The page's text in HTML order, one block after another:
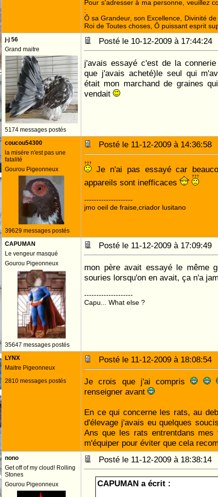
Pour s'adresser à ma personne, veuillez
:
Ô sa Grandeur, son Excellence, Divinité
Roi de Toutes choses, Ô puissant esprit
j-j 56
Grand maitre
5174 messages postés
Posté le 10-12-2009 à
j'avais essayé c'est de la
que j'avais acheté)le seul qui
était mon marchand de graines
vendait
coucou54300
la misére n'est pas une
fatalité
Gourou Pigeonneux
39629 messages postés
Posté le 11-12-2009 à
Je n'ai pas essayé car
appareils sont inefficaces
--------------------
jmo oeil de fraise,criador lusitano
CAPUMAN
Le vengeur masqué
Gourou Pigeonneux
35647 messages postés
Posté le 11-12-2009 à
mon père avait essayé le même
souries lorsqu'on en avait, ça n'a
--------------------
Capu... What else ?
LYNX
Maitre Pigeonneux
2810 messages postés
Posté le 11-12-2009 à
Je crois que j'ai compris
renseigner avant
En ce qui concerne les rats, au
d'élevage j'avais eu quelques
Ans que les rats entrentdans
m'équiper pour éviter que cela
nono
Get off of my cloud! Rolling
Stones
Gourou Pigeonneux
Posté le 11-12-2009 à
CAPUMAN a écrit :